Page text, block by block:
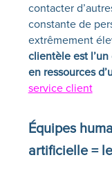
contacter
constante de
extrêmement
clientèle est
en ressources
service client
Équipes
artificielle =